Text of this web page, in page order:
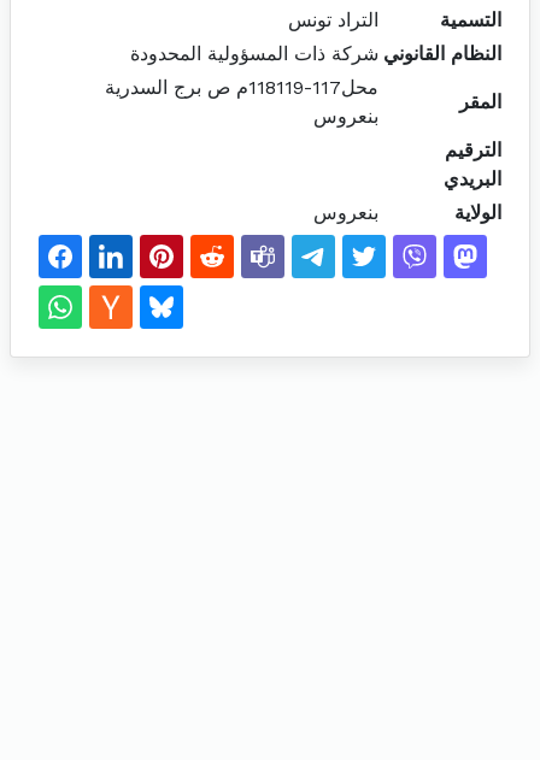
التسمية
التراد تونس
النظام القانوني شركة ذات المسؤولية المحدودة
المقر
محل117-118119م ص برج السدرية
بنعروس
الترقيم
البريدي
الولاية
بنعروس